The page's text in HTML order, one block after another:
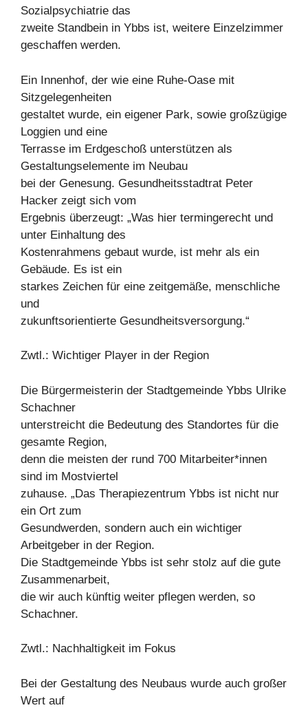
Sozialpsychiatrie das
zweite Standbein in Ybbs ist, weitere Einzelzimmer
geschaffen werden.
Ein Innenhof, der wie eine Ruhe-Oase mit
Sitzgelegenheiten
gestaltet wurde, ein eigener Park, sowie großzügige
Loggien und eine
Terrasse im Erdgeschoß unterstützen als
Gestaltungselemente im Neubau
bei der Genesung. Gesundheitsstadtrat Peter
Hacker zeigt sich vom
Ergebnis überzeugt: „Was hier termingerecht und
unter Einhaltung des
Kostenrahmens gebaut wurde, ist mehr als ein
Gebäude. Es ist ein
starkes Zeichen für eine zeitgemäße, menschliche
und
zukunftsorientierte Gesundheitsversorgung.“
Zwtl.: Wichtiger Player in der Region
Die Bürgermeisterin der Stadtgemeinde Ybbs Ulrike
Schachner
unterstreicht die Bedeutung des Standortes für die
gesamte Region,
denn die meisten der rund 700 Mitarbeiter*innen
sind im Mostviertel
zuhause. „Das Therapiezentrum Ybbs ist nicht nur
ein Ort zum
Gesundwerden, sondern auch ein wichtiger
Arbeitgeber in der Region.
Die Stadtgemeinde Ybbs ist sehr stolz auf die gute
Zusammenarbeit,
die wir auch künftig weiter pflegen werden, so
Schachner.
Zwtl.: Nachhaltigkeit im Fokus
Bei der Gestaltung des Neubaus wurde auch großer
Wert auf